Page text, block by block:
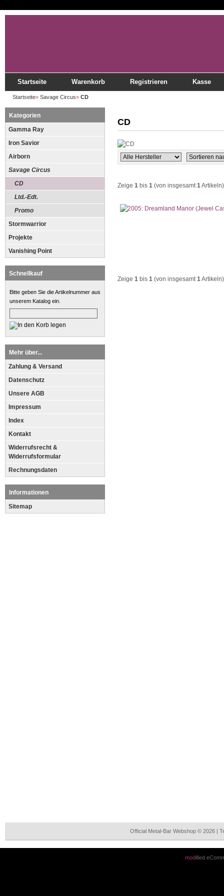
Startseite Warenkorb Registrieren Kasse
Startseite» Savage Circus» CD
Kategorien
Gamma Ray
Iron Savior
Airborn
Savage Circus
CD
Ltd.-Edt.
Promo
Stormwarrior
Projekte
Vanishing Point
Schnellkauf
Bitte geben Sie die Artikelnummer aus
unserem Katalog ein.
Mehr über...
Zahlung & Versand
Datenschutz
Unsere AGB
Impressum
Index
Kontakt
Widerrufsrecht &
Widerrufsformular
Rechnungsdaten
Informationen
Sitemap
CD
Zeige 1 bis 1 (von insgesamt1Artikeln)
Zeige 1 bis 1 (von insgesamt1Artikeln)
Official Metal-Bar Webshop © 2026 |
modified